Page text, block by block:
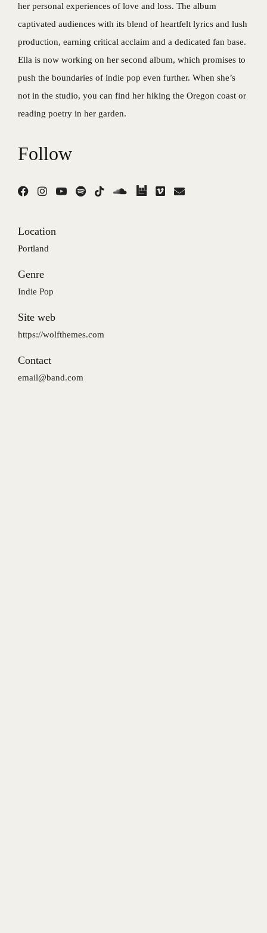
her personal experiences of love and loss. The album
captivated audiences with its blend of heartfelt lyrics and lush
production, earning critical acclaim and a dedicated fan base.
Ella is now working on her second album, which promises to
push the boundaries of indie pop even further. When she’s
not in the studio, you can find her hiking the Oregon coast or
reading poetry in her garden.
Follow
Location
Portland
Genre
Indie Pop
Site web
https://wolfthemes.com
Contact
email@band.com